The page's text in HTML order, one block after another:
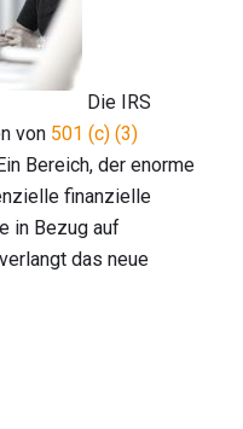
Die IRS
von 501 (c) (3)
Bereich, der enorme
finanzielle
in Bezug auf
das neue